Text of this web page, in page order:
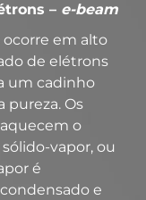
– e-beam
em alto
de elétrons
um cadinho
pureza. Os
o
vapor, ou
é
e